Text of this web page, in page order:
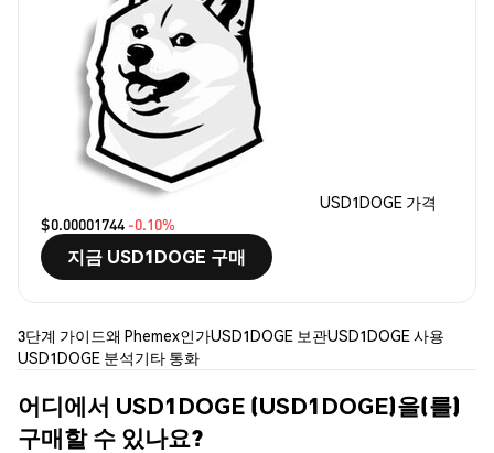
USD1DOGE 가격
$0.00001744 -0.10%
지금 USD1DOGE 구매
3단계 가이드왜 Phemex인가USD1DOGE 보관USD1DOGE 사용
USD1DOGE 분석기타 통화
어디에서 USD1DOGE (USD1DOGE)을(를)
구매할 수 있나요?